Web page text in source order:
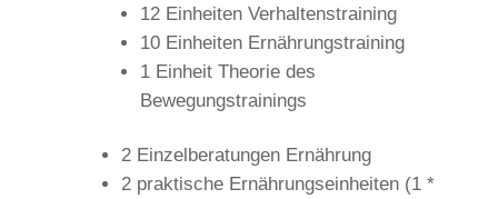
12 Ein­hei­ten Verhaltenstraining
10 Ein­hei­ten Ernährungstraining
1 Ein­heit Theo­rie des
Bewegungstrainings
2 Ein­zel­be­ra­tun­gen Ernährung
2 prak­ti­sche Ernäh­rungs­ein­hei­ten (1 *